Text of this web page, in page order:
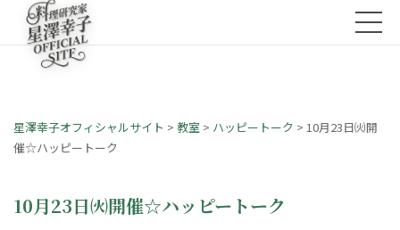
星澤幸子オフィシャルサイト > 教室 > ハッピートーク > 10月23日㈫開
催☆ハッピートーク
10月23日㈫開催☆ハッピートーク